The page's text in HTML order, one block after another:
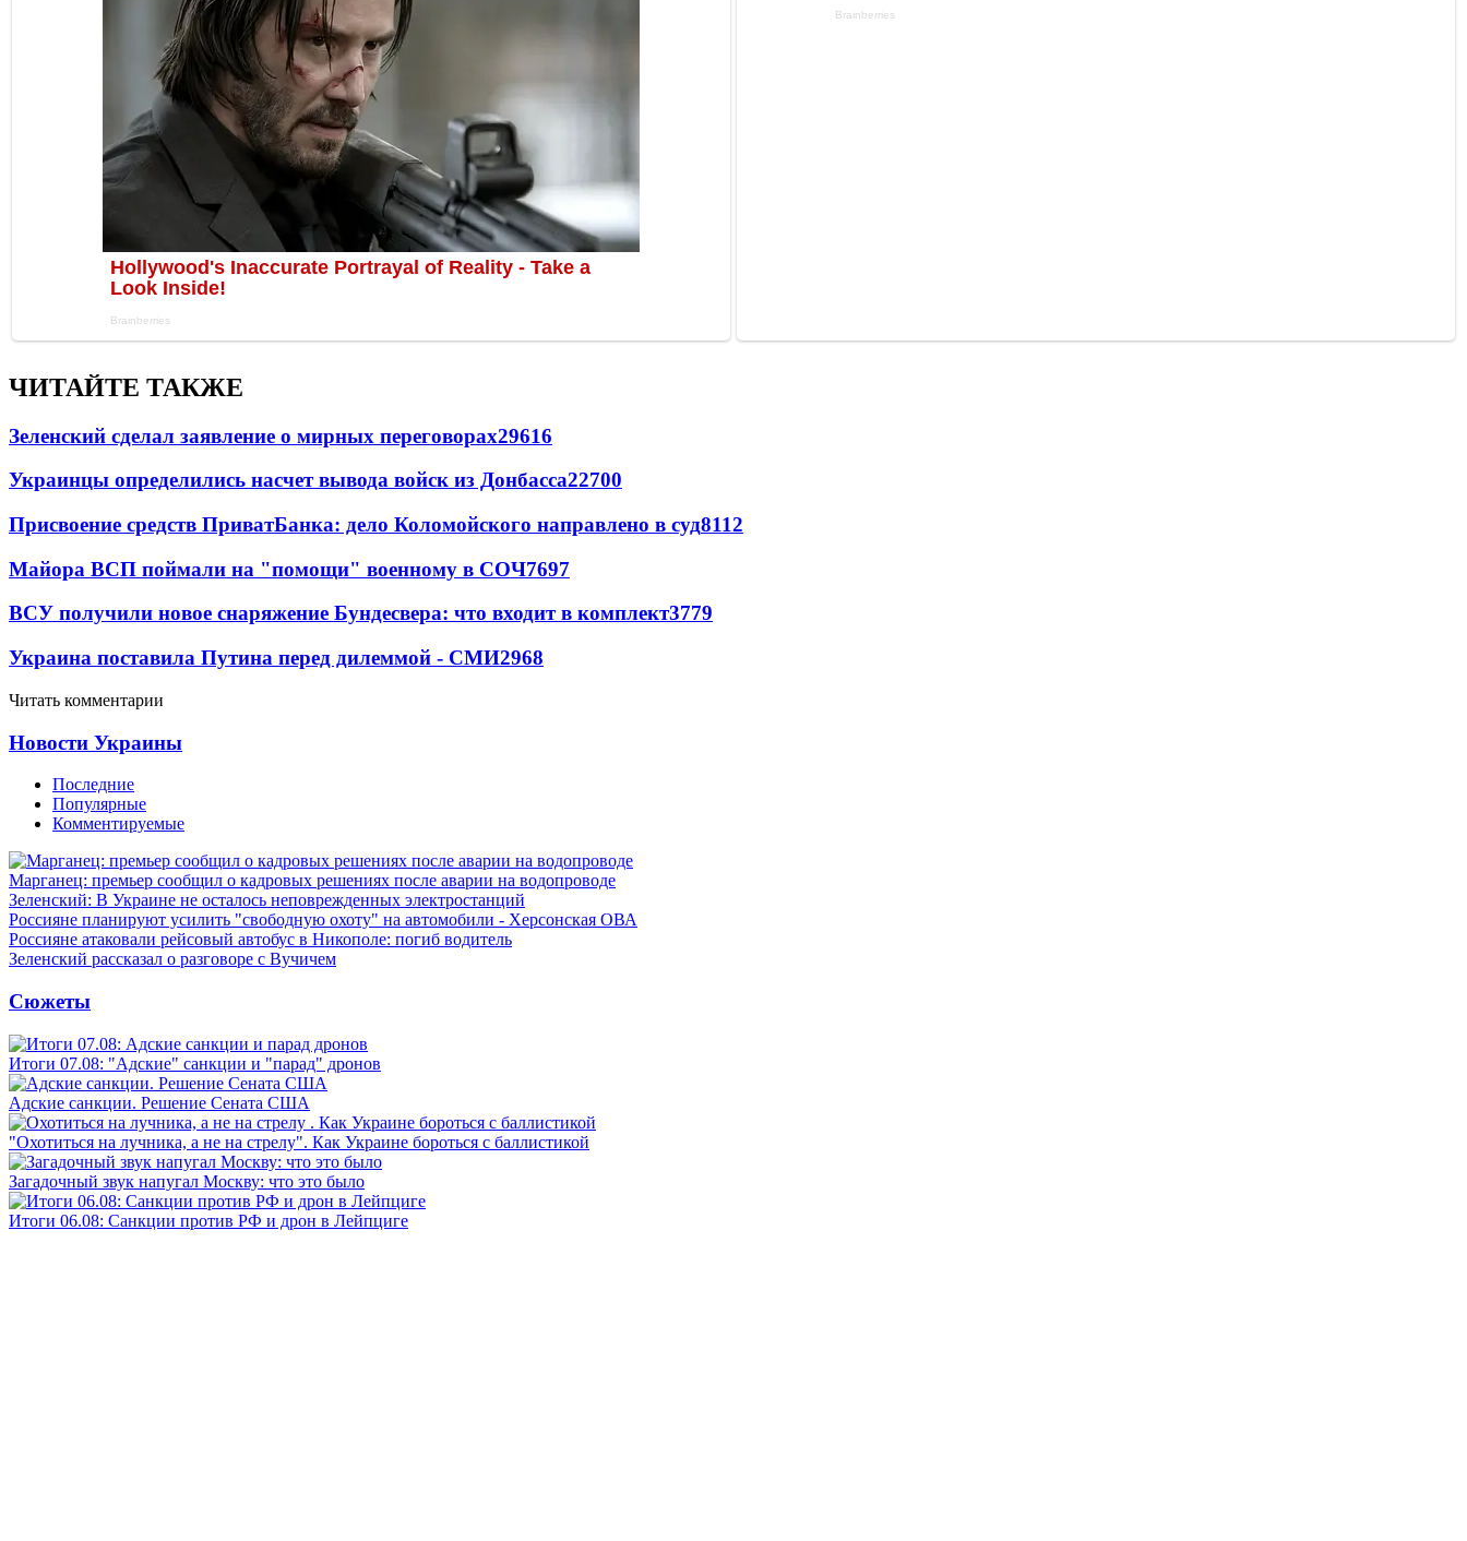
ЧИТАЙТЕ ТАКЖЕ
Зеленский сделал заявление о мирных переговорах29616
Украинцы определились насчет вывода войск из Донбасса22700
Присвоение средств ПриватБанка: дело Коломойского направлено в суд8112
Майора ВСП поймали на "помощи" военному в СОЧ7697
ВСУ получили новое снаряжение Бундесвера: что входит в комплект3779
Украина поставила Путина перед дилеммой - СМИ2968
Читать комментарии
Новости Украины
Последние
Популярные
Комментируемые
Марганец: премьер сообщил о кадровых решениях после аварии на водопроводе
Зеленский: В Украине не осталось неповрежденных электростанций
Россияне планируют усилить "свободную охоту" на автомобили - Херсонская ОВА
Россияне атаковали рейсовый автобус в Никополе: погиб водитель
Зеленский рассказал о разговоре с Вучичем
Сюжеты
Итоги 07.08: "Адские" санкции и "парад" дронов
Адские санкции. Решение Сената США
"Охотиться на лучника, а не на стрелу". Как Украине бороться с баллистикой
Загадочный звук напугал Москву: что это было
Итоги 06.08: Санкции против РФ и дрон в Лейпциге